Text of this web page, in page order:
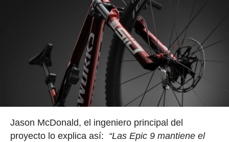
Jason McDonald, el ingeniero principal del
proyecto lo explica así: “Las Epic 9 mantiene el